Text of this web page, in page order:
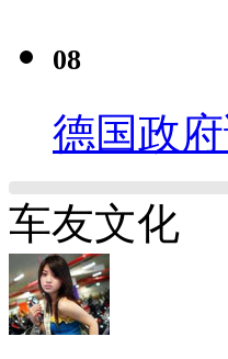
08
德国政
车友文化